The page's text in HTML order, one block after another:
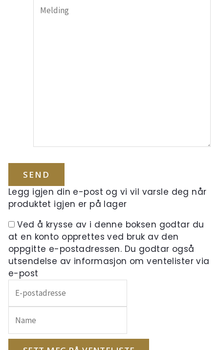
Legg igjen din e-post og vi vil varsle deg når
produktet igjen er på lager
Ved å krysse av i denne boksen godtar du
at en konto opprettes ved bruk av den
oppgitte e-postadressen. Du godtar også
utsendelse av informasjon om ventelister via
e-post
inn
e-
postadressen
din